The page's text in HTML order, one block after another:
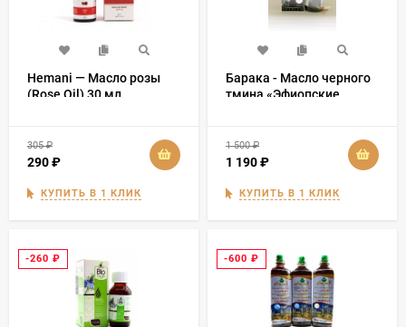
Hemani — Масло розы
(Rose Oil) 30 мл
305₽
290₽
КУПИТЬ В 1 КЛИК
Барака - Масло черного
тмина «Эфиопские
1 500₽
1 190₽
КУПИТЬ В 1 КЛИК
-260 ₽ -600 ₽